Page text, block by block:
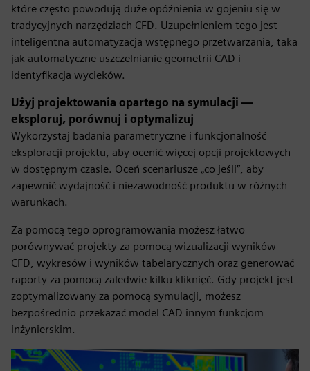
które często powodują duże opóźnienia w gojeniu się w
tradycyjnych narzędziach CFD. Uzupełnieniem tego jest
inteligentna automatyzacja wstępnego przetwarzania, taka
jak automatyczne uszczelnianie geometrii CAD i
identyfikacja wycieków.
Użyj projektowania opartego na symulacji —
eksploruj, porównuj i optymalizuj
Wykorzystaj badania parametryczne i funkcjonalność
eksploracji projektu, aby ocenić więcej opcji projektowych
w dostępnym czasie. Oceń scenariusze „co jeśli”, aby
zapewnić wydajność i niezawodność produktu w różnych
warunkach.
Za pomocą tego oprogramowania możesz łatwo
porównywać projekty za pomocą wizualizacji wyników
CFD, wykresów i wyników tabelarycznych oraz generować
raporty za pomocą zaledwie kilku kliknięć. Gdy projekt jest
zoptymalizowany za pomocą symulacji, możesz
bezpośrednio przekazać model CAD innym funkcjom
inżynierskim.